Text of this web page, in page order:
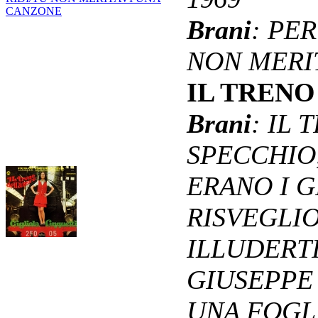
Brani:
NON
IL
Brani: IL
ERANO I
UNA